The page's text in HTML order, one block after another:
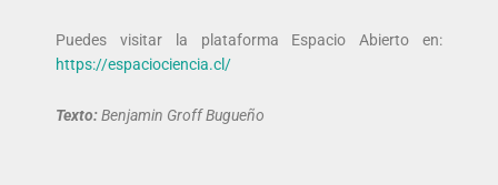
Puedes visitar la plataforma Espacio Abierto en:
https://espaciociencia.cl/
Texto:Benjamin Groff Bugueño